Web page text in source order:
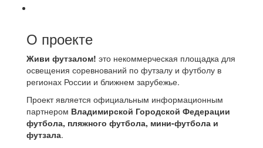
О проекте
Живи футзалом! это некоммерческая площадка для
освещения соревнований по футзалу и футболу в
регионах России и ближнем зарубежье.
Проект является официальным информационным
партнером Владимирской Городской Федерации
футбола, пляжного футбола, мини-футбола и
футзала.